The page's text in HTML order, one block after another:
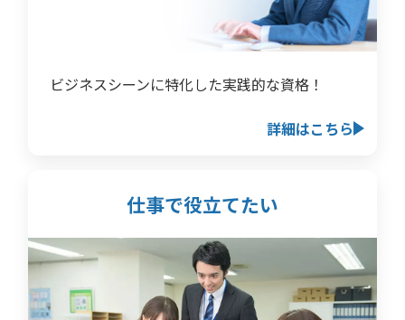
ビジネスシーンに特化した実践的な資格！
詳細はこちら
仕事で役立てたい